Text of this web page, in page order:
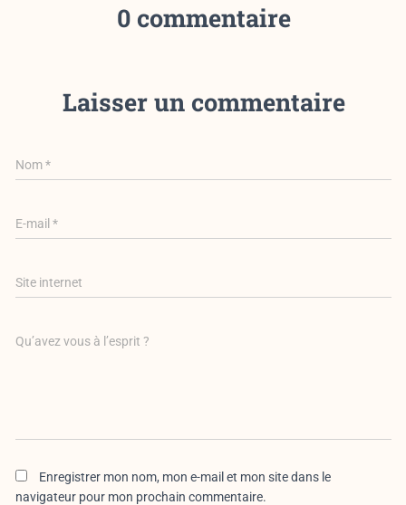
0 commentaire
Laisser un commentaire
Nom*
E-mail*
Site internet
Qu’avez vous à l’esprit ?
Enregistrer mon nom, mon e-mail et mon site dans le
navigateur pour mon prochain commentaire.